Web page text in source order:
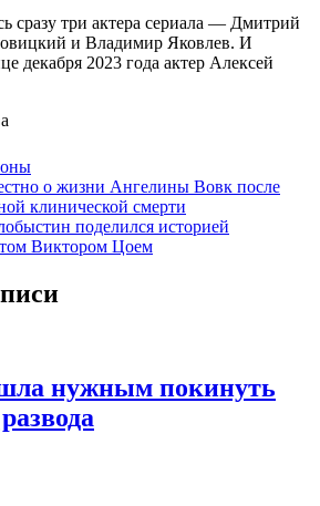
сразу три актера сериала — Дмитрий
и Владимир Яковлев. И
декабря 2023 года актер Алексей
о жизни Ангелины Вовк после
клинической смерти
поделился историей
Виктором Цоем
нужным покинуть